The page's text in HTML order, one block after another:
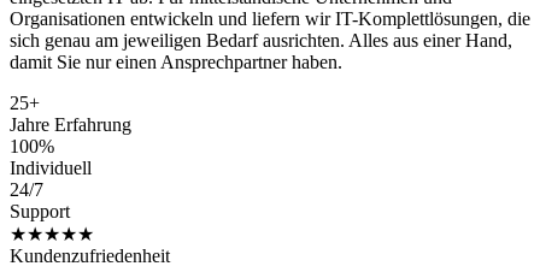
Organisationen entwickeln und liefern wir IT-Komplettlösungen, die
sich genau am jeweiligen Bedarf ausrichten. Alles aus einer Hand,
damit Sie nur einen Ansprechpartner haben.
25+
Jahre Erfahrung
100%
Individuell
24/7
Support
★★★★★
Kundenzufriedenheit